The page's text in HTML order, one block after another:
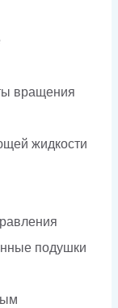
вращения
жидкости
подушки